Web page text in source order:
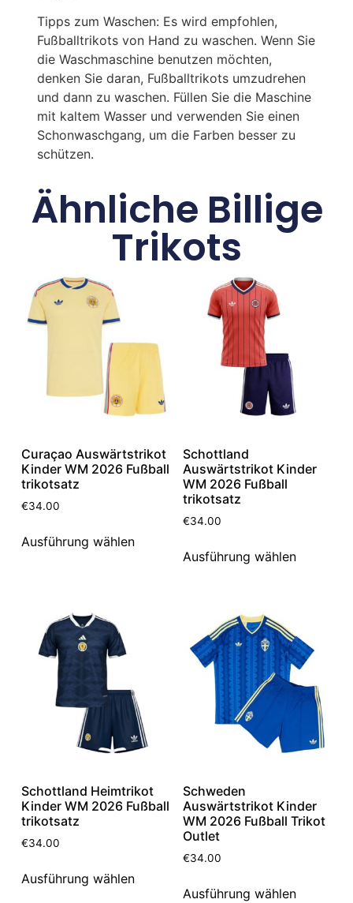
Tipps zum Waschen: Es wird empfohlen,
Fußballtrikots von Hand zu waschen. Wenn Sie
die Waschmaschine benutzen möchten,
denken Sie daran, Fußballtrikots umzudrehen
und dann zu waschen. Füllen Sie die Maschine
mit kaltem Wasser und verwenden Sie einen
Schonwaschgang, um die Farben besser zu
schützen.
Ähnliche Billige
Trikots
Curaçao Auswärtstrikot
Kinder WM 2026 Fußball
trikotsatz
€34.00
Ausführung wählen
Schottland
Auswärtstrikot Kinder
WM 2026 Fußball
trikotsatz
€34.00
Ausführung wählen
Schottland Heimtrikot
Kinder WM 2026 Fußball
trikotsatz
€34.00
Ausführung wählen
Schweden
Auswärtstrikot Kinder
WM 2026 Fußball Trikot
Outlet
€34.00
Ausführung wählen